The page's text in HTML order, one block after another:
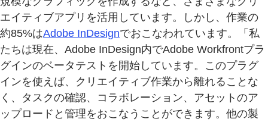
エイティブアプリを活用しています。しかし、作業の
約85%はAdobe InDesignでおこなわれています。「私
たちは現在、Adobe InDesign内でAdobe Workfrontプラ
グインのベータテストを開始しています。このプラグ
インを使えば、クリエイティブ作業から離れることな
く、タスクの確認、コラボレーション、アセットのア
ップロードと管理をおこなうことができます。他の製